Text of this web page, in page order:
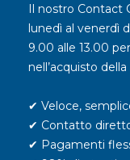
Il nostro Contact
lunedì al venerdì
9.00 alle 13.00
nell’acquisto
✔ Veloce,
✔ Contatto
✔ Pagamenti